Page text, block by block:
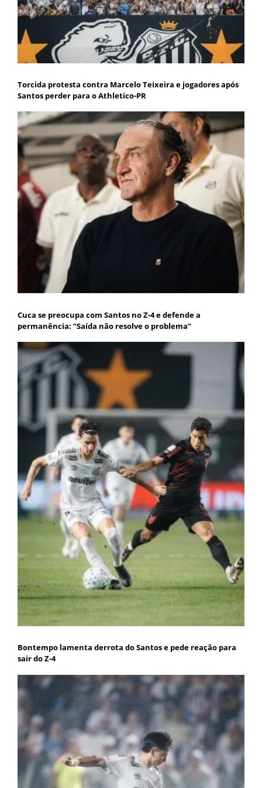
Torcida protesta contra Marcelo Teixeira e jogadores após
Santos perder para o Athletico-PR
Cuca se preocupa com Santos no Z-4 e defende a
permanência: “Saída não resolve o problema”
Bontempo lamenta derrota do Santos e pede reação para
sair do Z-4